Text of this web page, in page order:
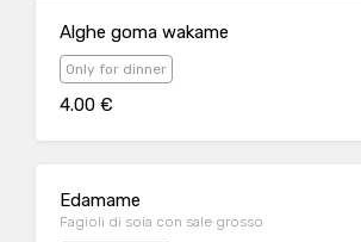
Alghe goma wakame
Only for dinner
4.00 €
Edamame
Fagioli di soia con sale grosso